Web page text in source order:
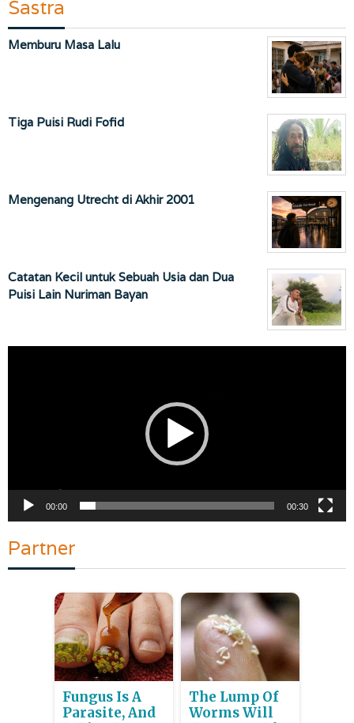
Sastra
Memburu Masa Lalu
Tiga Puisi Rudi Fofid
Mengenang Utrecht di Akhir 2001
Catatan Kecil untuk Sebuah Usia dan Dua
Puisi Lain Nuriman Bayan
00:00 00:30
Partner
Fungus Is A
Parasite, And
The Lump Of
Worms Will